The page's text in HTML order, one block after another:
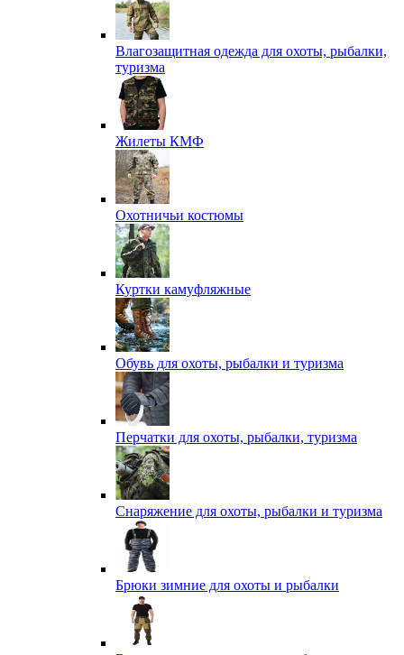
Влагозащитная одежда для охоты, рыбалки,
туризма
Жилеты КМФ
Охотничьи костюмы
Куртки камуфляжные
Обувь для охоты, рыбалки и туризма
Перчатки для охоты, рыбалки, туризма
Снаряжение для охоты, рыбалки и туризма
Брюки зимние для охоты и рыбалки